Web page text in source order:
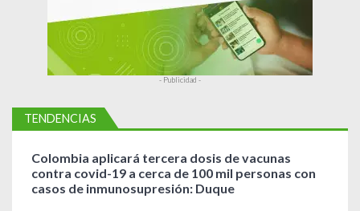
- Publicidad -
TENDENCIAS
Colombia aplicará tercera dosis de vacunas
contra covid-19 a cerca de 100 mil personas con
casos de inmunosupresión: Duque